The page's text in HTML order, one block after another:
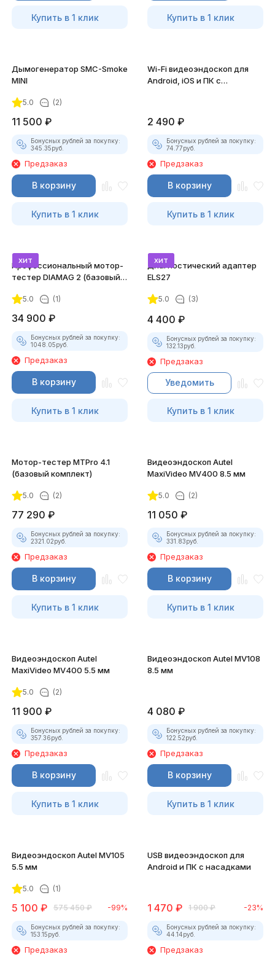
Купить в 1 клик Купить в 1 клик
Дымогенератор SMC-Smoke
MINI
5.0 (2)
11 500 ₽
Бонусных рублей за покупку:
345.35руб.
Предзаказ
В корзину
Купить в 1 клик
Wi-Fi видеоэндоскоп для
Android, iOS и ПК с
2 490 ₽
Бонусных рублей за покупку:
74.77руб.
Предзаказ
В корзину
Купить в 1 клик
хит
Профессиональный мотор-
тестер DIAMAG 2 (базовый
5.0 (1)
34 900 ₽
Бонусных рублей за покупку:
1048.05руб.
Предзаказ
В корзину
Купить в 1 клик
хит
Диагностический адаптер
ELS27
5.0 (3)
4 400 ₽
Бонусных рублей за покупку:
132.13руб.
Предзаказ
Уведомить
Купить в 1 клик
Мотор-тестер MTPro 4.1
(базовый комплект)
5.0 (2)
77 290 ₽
Бонусных рублей за покупку:
2321.02руб.
Предзаказ
В корзину
Купить в 1 клик
Видеоэндоскоп Autel
MaxiVideo MV400 8.5 мм
5.0 (2)
11 050 ₽
Бонусных рублей за покупку:
331.83руб.
Предзаказ
В корзину
Купить в 1 клик
Видеоэндоскоп Autel
MaxiVideo MV400 5.5 мм
5.0 (2)
11 900 ₽
Бонусных рублей за покупку:
357.36руб.
Предзаказ
В корзину
Купить в 1 клик
Видеоэндоскоп Autel MV108
8.5 мм
4 080 ₽
Бонусных рублей за покупку:
122.52руб.
Предзаказ
В корзину
Купить в 1 клик
Видеоэндоскоп Autel MV105
5.5 мм
5.0 (1)
5 100 ₽ 575 450 ₽ -99%
Бонусных рублей за покупку:
153.15руб.
Предзаказ
USB видеоэндоскоп для
Android и ПК с насадками
1 470 ₽ 1 900 ₽ -23%
Бонусных рублей за покупку:
44.14руб.
Предзаказ